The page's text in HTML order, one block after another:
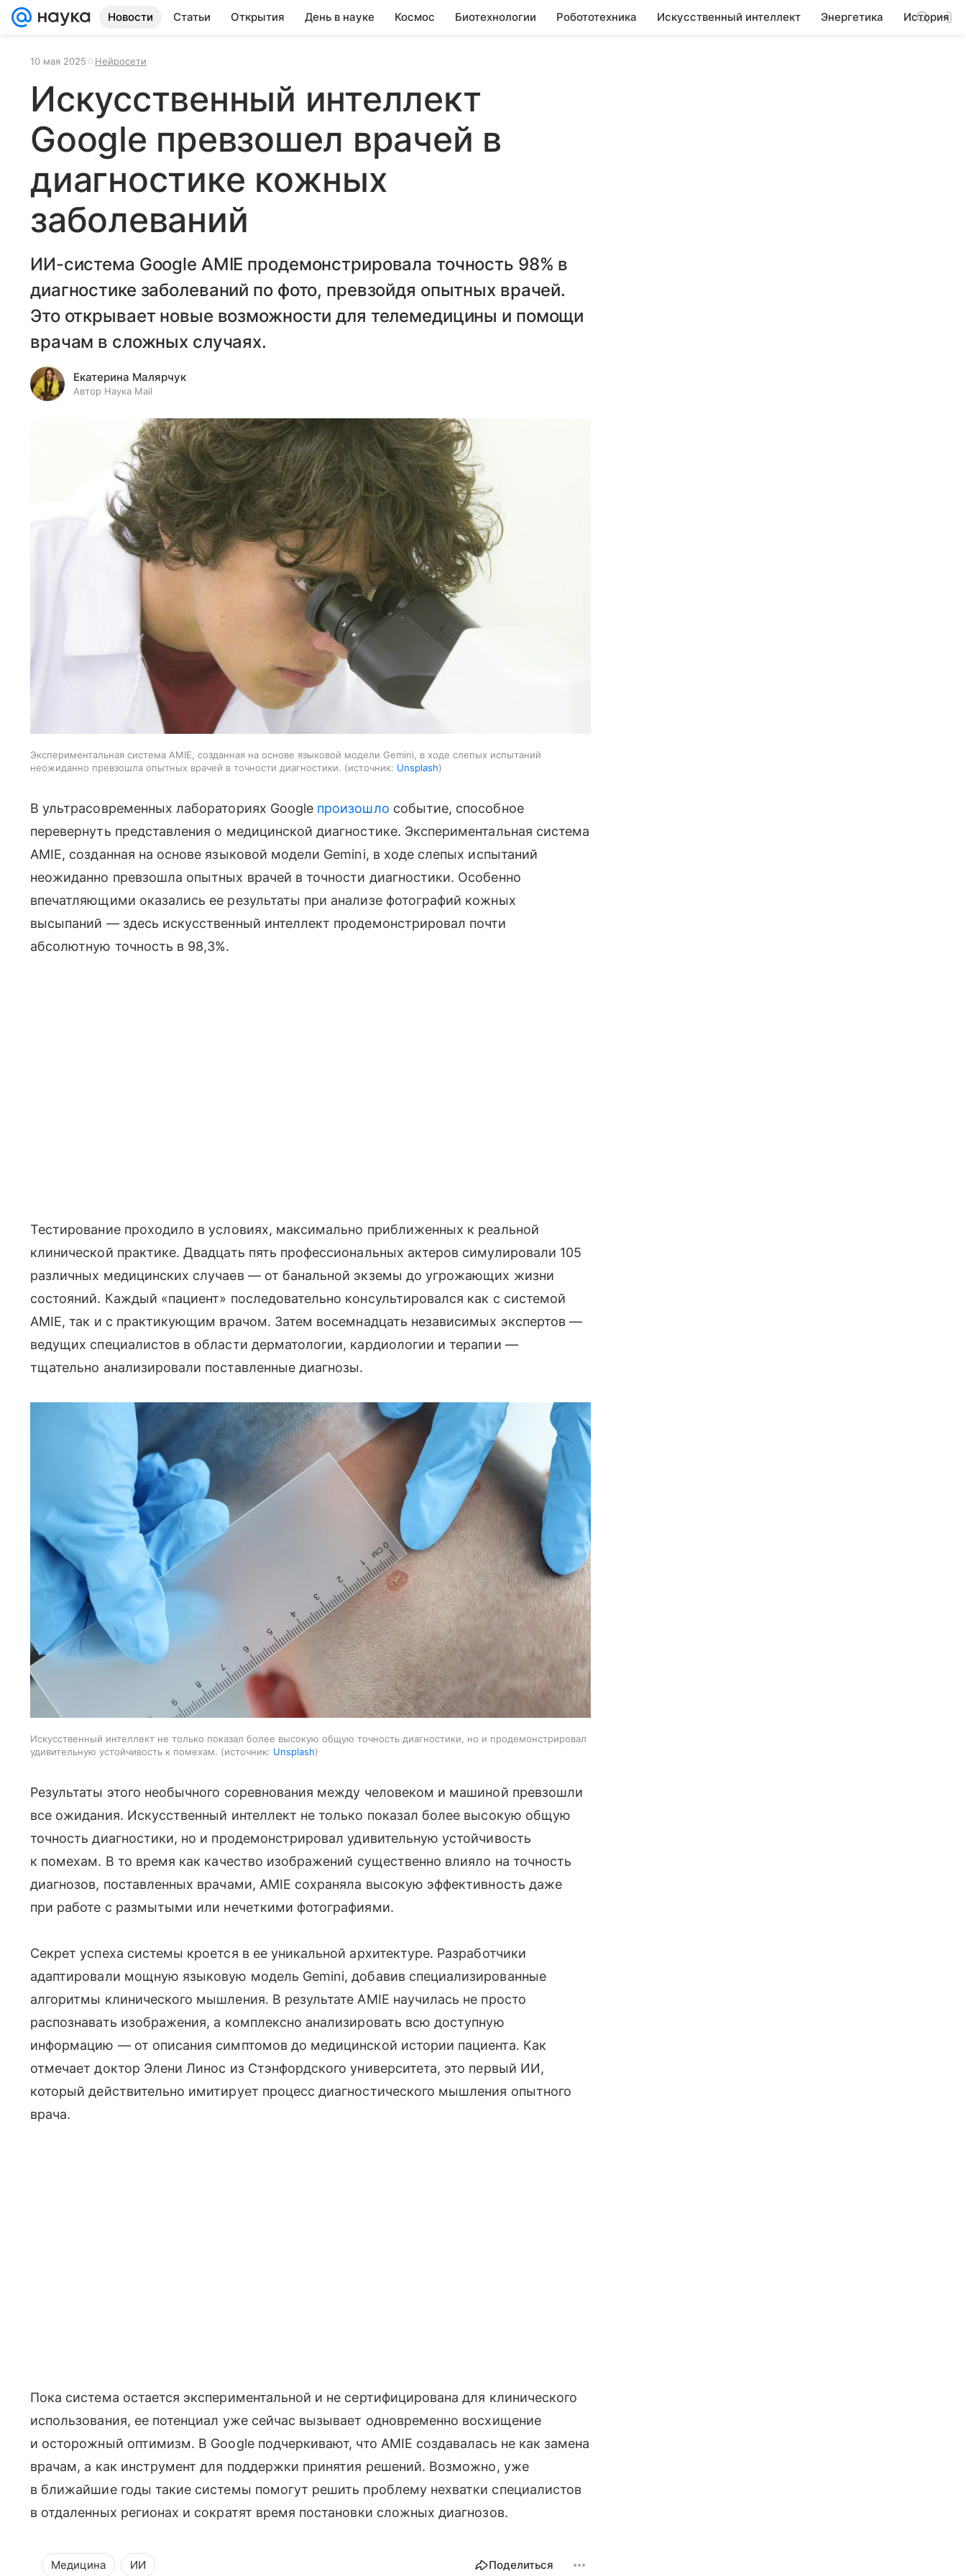
Новости Статьи Открытия День в науке Космос Биотехнологии Робототехника Искусственный интеллект Энергетика История
10 мая 2025 Нейросети
Искусственный интеллект
Google превзошел врачей в
диагностике кожных
заболеваний
ИИ-система Google AMIE продемонстрировала точность 98% в
диагностике заболеваний по фото, превзойдя опытных врачей.
Это открывает новые возможности для телемедицины и помощи
врачам в сложных случаях.
Екатерина Малярчук
Автор Наука Mail
Экспериментальная система AMIE, созданная на основе языковой модели Gemini, в ходе слепых испытаний
неожиданно превзошла опытных врачей в точности диагностики.
источник: Unsplash
В ультрасовременных лабораториях Google произошло событие, способное
перевернуть представления о медицинской диагностике. Экспериментальная система
AMIE, созданная на основе языковой модели Gemini, в ходе слепых испытаний
неожиданно превзошла опытных врачей в точности диагностики. Особенно
впечатляющими оказались ее результаты при анализе фотографий кожных
высыпаний — здесь искусственный интеллект продемонстрировал почти
абсолютную точность в 98,3%.
Тестирование проходило в условиях, максимально приближенных к реальной
клинической практике. Двадцать пять профессиональных актеров симулировали 105
различных медицинских случаев — от банальной экземы до угрожающих жизни
состояний. Каждый «пациент» последовательно консультировался как с системой
AMIE, так и с практикующим врачом. Затем восемнадцать независимых экспертов —
ведущих специалистов в области дерматологии, кардиологии и терапии —
тщательно анализировали поставленные диагнозы.
Искусственный интеллект не только показал более высокую общую точность диагностики, но и продемонстрировал
удивительную устойчивость к помехам.
источник: Unsplash
Результаты этого необычного соревнования между человеком и машиной превзошли
все ожидания. Искусственный интеллект не только показал более высокую общую
точность диагностики, но и продемонстрировал удивительную устойчивость
к помехам. В то время как качество изображений существенно влияло на точность
диагнозов, поставленных врачами, AMIE сохраняла высокую эффективность даже
при работе с размытыми или нечеткими фотографиями.
Секрет успеха системы кроется в ее уникальной архитектуре. Разработчики
адаптировали мощную языковую модель Gemini, добавив специализированные
алгоритмы клинического мышления. В результате AMIE научилась не просто
распознавать изображения, а комплексно анализировать всю доступную
информацию — от описания симптомов до медицинской истории пациента. Как
отмечает доктор Элени Линос из Стэнфордского университета, это первый ИИ,
который действительно имитирует процесс диагностического мышления опытного
врача.
Пока система остается экспериментальной и не сертифицирована для клинического
использования, ее потенциал уже сейчас вызывает одновременно восхищение
и осторожный оптимизм. В Google подчеркивают, что AMIE создавалась не как замена
врачам, а как инструмент для поддержки принятия решений. Возможно, уже
в ближайшие годы такие системы помогут решить проблему нехватки специалистов
в отдаленных регионах и сократят время постановки сложных диагнозов.
Медицина ИИ Поделиться